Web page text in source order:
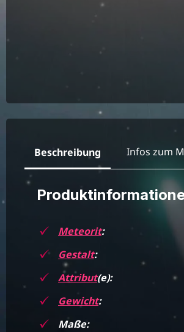
Beschreibung Infos zum
Meteorit:
Gestalt:
Attribut(e):
Gewicht:
Maße: